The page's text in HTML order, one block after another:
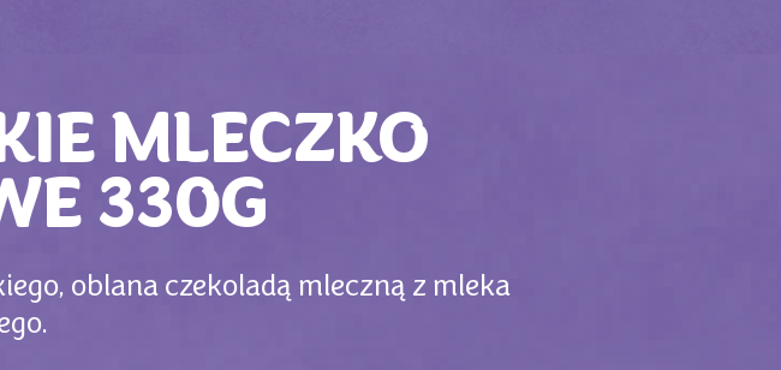
MLECZKO
330G
oblana czekoladą mleczną z mleka